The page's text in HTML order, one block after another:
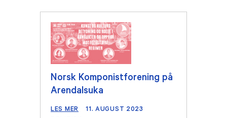
Norsk Komponistforening på
Arendalsuka
LES MER
11. AUGUST 2023